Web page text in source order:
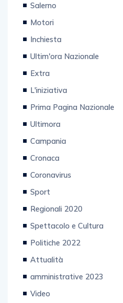
Salerno
Motori
Inchiesta
Ultim'ora Nazionale
Extra
L'iniziativa
Prima Pagina Nazionale
Ultimora
Campania
Cronaca
Coronavirus
Sport
Regionali 2020
Spettacolo e Cultura
Politiche 2022
Attualità
amministrative 2023
Video